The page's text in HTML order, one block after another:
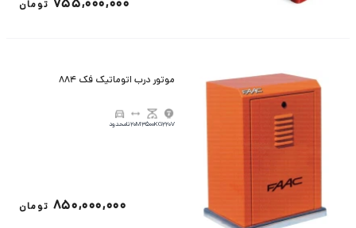
755,000,000 تومان
موتور درب اتوماتیک فک 884
220V
3500KG
20Mنامحدود
850,000,000 تومان